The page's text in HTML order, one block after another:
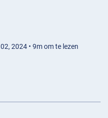
2024 • 9m om te lezen